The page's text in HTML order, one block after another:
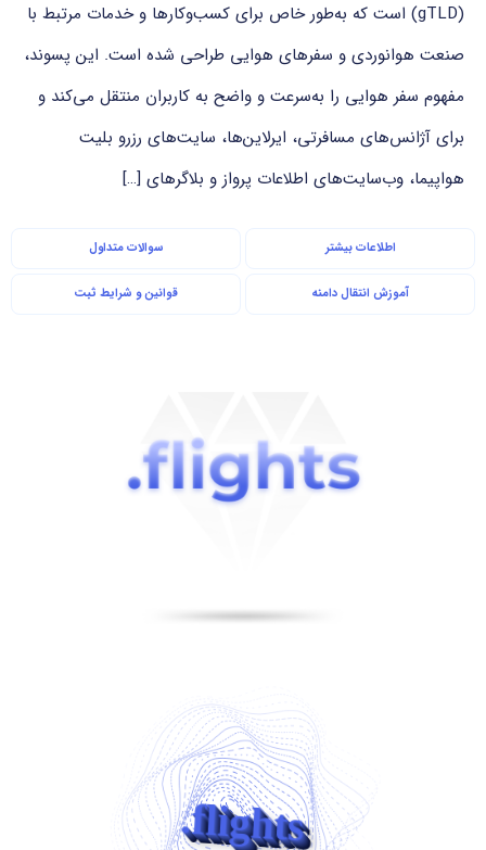
(gTLD) است که به‌طور خاص برای کسب‌وکارها و خدمات مرتبط با
صنعت هوانوردی و سفرهای هوایی طراحی شده است. این پسوند،
مفهوم سفر هوایی را به‌سرعت و واضح به کاربران منتقل می‌کند و
برای آژانس‌های مسافرتی، ایرلاین‌ها، سایت‌های رزرو بلیت
هواپیما، وب‌سایت‌های اطلاعات پرواز و بلاگرهای […]
اطلاعات بیشتر سوالات متداول
آموزش انتقال دامنه قوانین و شرایط ثبت
.flights